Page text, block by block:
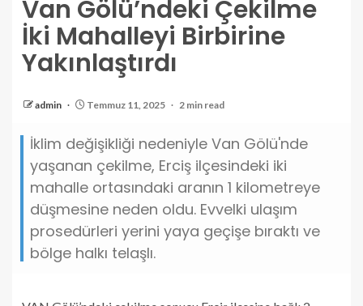
Van Gölü’ndeki Çekilme
İki Mahalleyi Birbirine
Yakınlaştırdı
admin Temmuz 11, 2025 2 min read
İklim değişikliği nedeniyle Van Gölü'nde
yaşanan çekilme, Erciş ilçesindeki iki
mahalle ortasındaki aranın 1 kilometreye
düşmesine neden oldu. Evvelki ulaşım
prosedürleri yerini yaya geçişe bıraktı ve
bölge halkı telaşlı.